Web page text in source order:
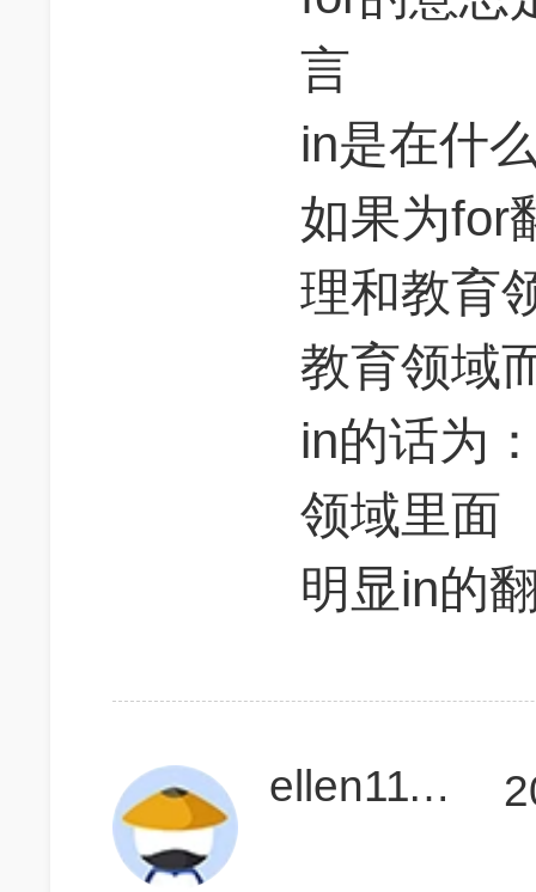
言
in是在什
如果为for
理和教育
教育领域
in的话为
领域里面
明显in的
ellen1113